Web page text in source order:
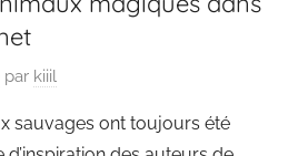
par kiiil
sauvages ont toujours été